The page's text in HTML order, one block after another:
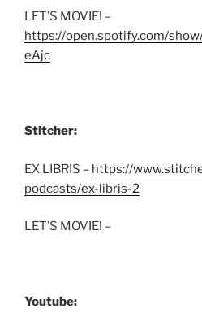
LET’S MOVIE! –
https://open.spotify.com/
eAjc
Stitcher:
EX LIBRIS – https://
podcasts/ex-libris-2
LET’S MOVIE! –
Youtube: